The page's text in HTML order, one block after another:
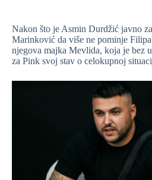
Nakon što je Asmin Durdžić javno
Marinković da više ne pominje
njegova majka Mevlida, koja je bez
za Pink svoj stav o celokupnoj